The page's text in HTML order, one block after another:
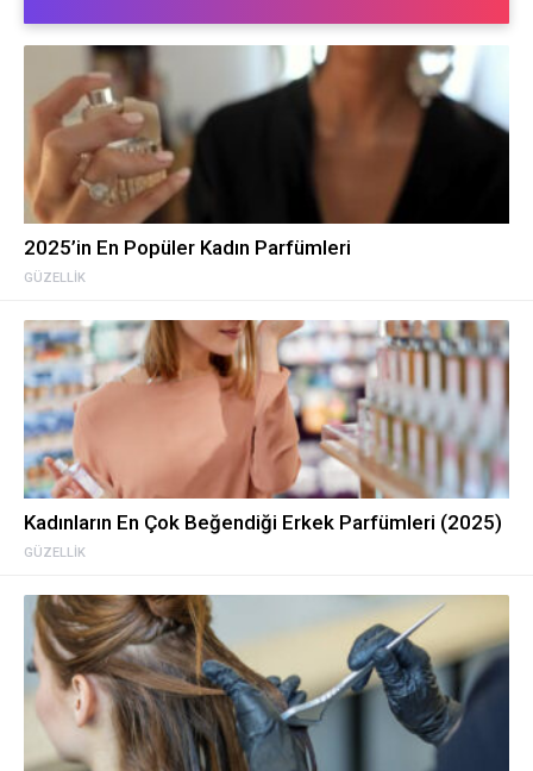
GÜZELLIK
2025’in En Popüler Kadın Parfümleri
GÜZELLIK
Kadınların En Çok Beğendiği Erkek Parfümleri (2025)